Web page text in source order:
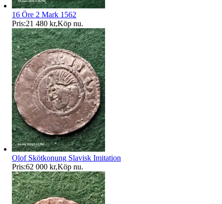
16 Öre 2 Mark 1562
Pris:21 480 kr,Köp nu.
Olof Skötkonung Slavisk Imitation
Pris:62 000 kr,Köp nu.